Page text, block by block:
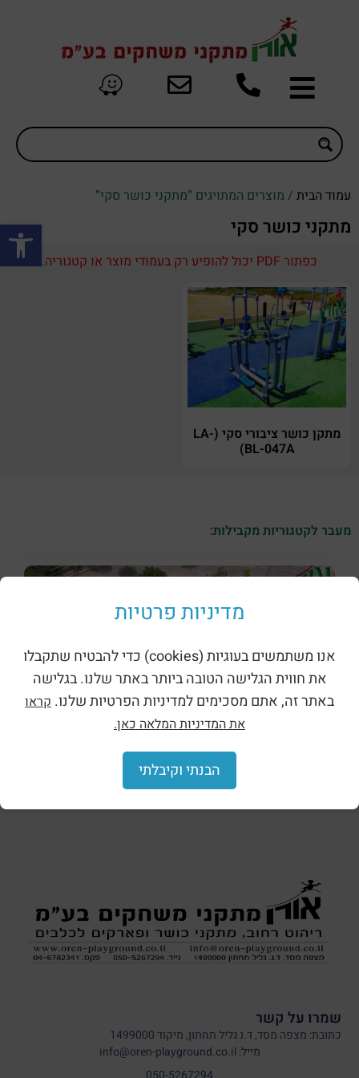
פתח
עמוד הבית / מוצרים המתויגים “מתקני כושר סקי”
מתקני כושר סקי
כפתור PDF יכול להופיע רק בעמודי מוצר או קטגוריה.
מתקן כושר ציבורי סקי (LA-
BL-047A)
מעבר לקטגוריות מקבילות:
הצללות וסככות
שמרו על קשר
כתובת: מצפה מסד, ד.נ גליל תחתון, מיקוד 1499000
מייל: info@oren-playground.co.il
מדיניות פרטיות
אנו משתמשים בעוגיות (cookies) כדי להבטיח שתקבלו
את חווית הגלישה הטובה ביותר באתר שלנו. בגלישה
באתר זה, אתם מסכימים למדיניות הפרטיות שלנו. קראו
את המדיניות המלאה כאן.
הבנתי וקיבלתי